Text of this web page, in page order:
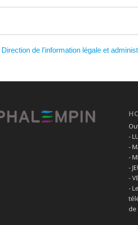
Direction de l'information légale et
-
-
-
-
-
-
de